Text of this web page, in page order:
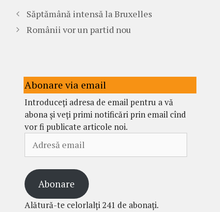
Săptămână intensă la Bruxelles
Românii vor un partid nou
Abonare via email
Introduceți adresa de email pentru a vă
abona și veți primi notificări prin email cînd
vor fi publicate articole noi.
email
Abonare
Alătură-te celorlalți 241 de abonați.